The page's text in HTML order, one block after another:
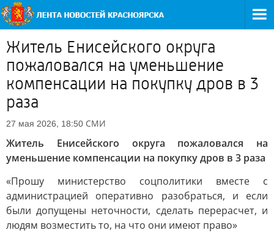
Житель Енисейского округа
пожаловался на уменьшение
компенсации на покупку дров в 3
раза
27 мая 2026, 18:50 СМИ
Житель Енисейского округа пожаловался на
уменьшение компенсации на покупку дров в 3 раза
«Прошу министерство соцполитики вместе с
администрацией оперативно разобраться, и если
были допущены неточности, сделать перерасчет, и
людям возместить то, на что они имеют право»